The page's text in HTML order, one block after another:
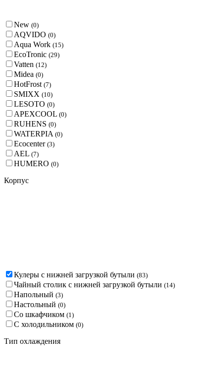
New (0)
AQVIDO (0)
Aqua Work (15)
EcoTronic (29)
Vatten (12)
Midea (0)
HotFrost (7)
SMIXX (10)
LESOTO (0)
APEXCOOL (0)
RUHENS (0)
WATERPIA (0)
Ecocenter (3)
AEL (7)
HUMERO (0)
Корпус
Кулеры с нижней загрузкой бутыли (83)
Чайный столик с нижней загрузкой бутыли (14)
Напольный (3)
Настольный (0)
Со шкафчиком (1 )
С холодильником (0)
Тип охлаждения